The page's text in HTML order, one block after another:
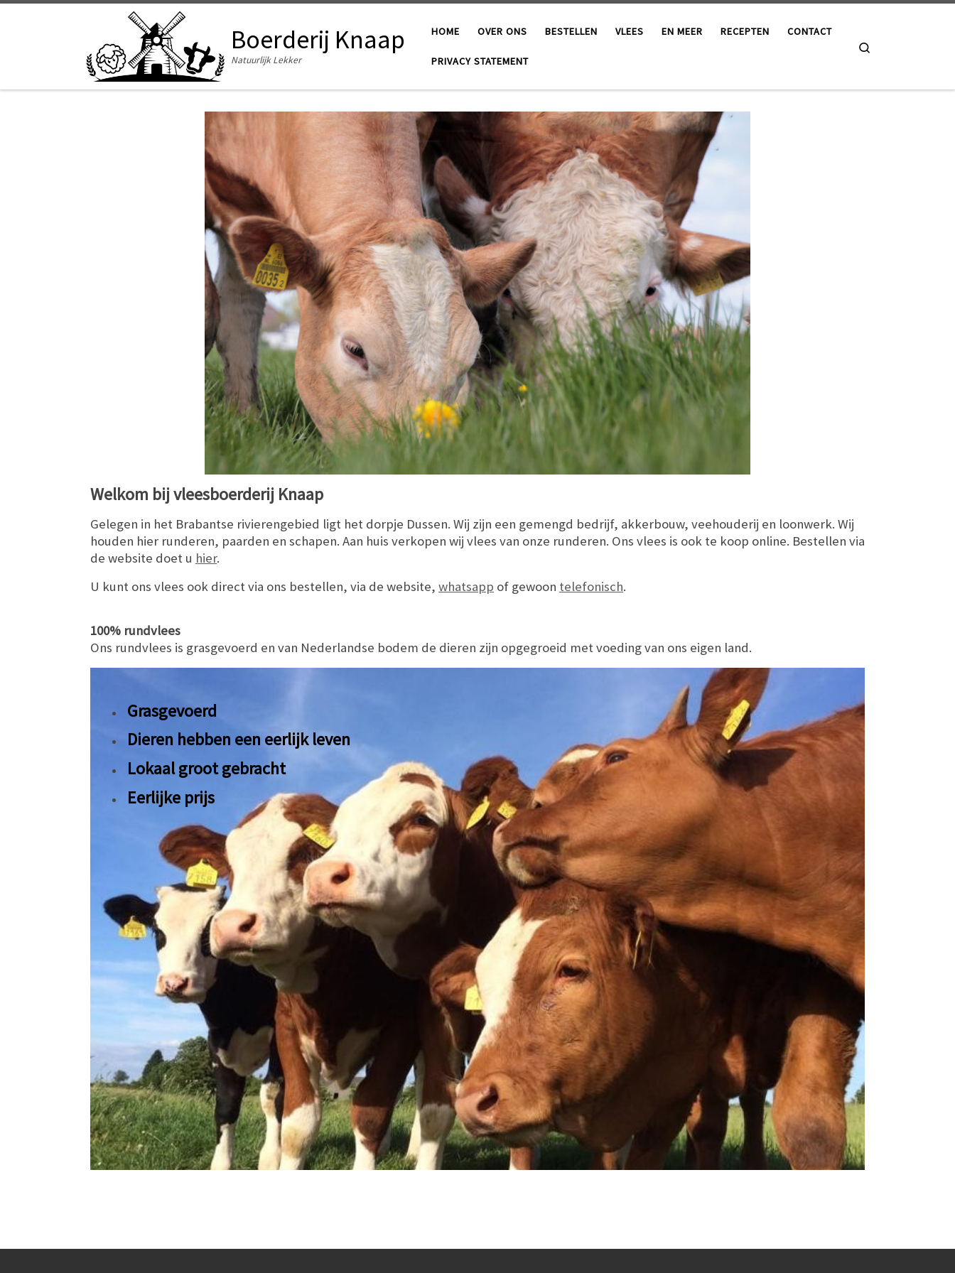
Boerderij Knaap
Natuurlijk Lekker
HOME OVER ONS BESTELLEN VLEES EN MEER RECEPTEN CONTACT
PRIVACY STATEMENT
Welkom bij vleesboerderij Knaap
Gelegen in het Brabantse rivierengebied ligt het dorpje Dussen. Wij zijn een gemengd bedrijf, akkerbouw, veehouderij en loonwerk. Wij
houden hier runderen, paarden en schapen. Aan huis verkopen wij vlees van onze runderen. Ons vlees is ook te koop online. Bestellen via
de website doet u hier.
U kunt ons vlees ook direct via ons bestellen, via de website, whatsapp of gewoon telefonisch.
100% rundvlees
Ons rundvlees is grasgevoerd en van Nederlandse bodem de dieren zijn opgegroeid met voeding van ons eigen land.
Grasgevoerd
Dieren hebben een eerlijk leven
Lokaal groot gebracht
Eerlijke prijs